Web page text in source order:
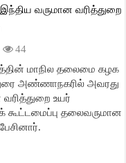
வருமான வரித்துறை
44
மாநில தலைமை கழக
அண்ணாநகரில் அவரது
உயர்
கூட்டமைப்பு தலைவருமான